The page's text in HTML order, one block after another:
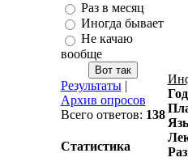
Раз в месяц
Иногда бывает
Не качаю
вообще
Результаты|
Архив опросов
Всего ответов: 138
Статистика